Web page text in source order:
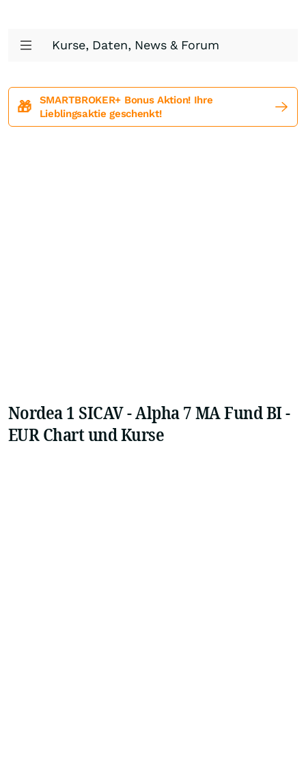
Kurse, Daten, News & Forum
🎁
SMARTBROKER+ Bonus Aktion! Ihre
Lieblingsaktie geschenkt!
Nordea 1 SICAV - Alpha 7 MA Fund BI -
EUR Chart und Kurse